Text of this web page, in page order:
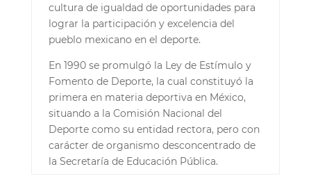
cultura de igualdad de oportunidades para
lograr la participación y excelencia del
pueblo mexicano en el deporte.
En 1990 se promulgó la Ley de Estímulo y
Fomento de Deporte, la cual constituyó la
primera en materia deportiva en México,
situando a la Comisión Nacional del
Deporte como su entidad rectora, pero con
carácter de organismo desconcentrado de
la Secretaría de Educación Pública.